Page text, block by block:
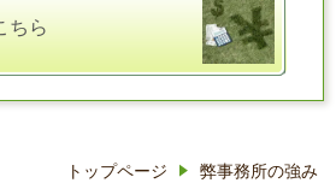
ちら
トップページ 弊事務所の強み